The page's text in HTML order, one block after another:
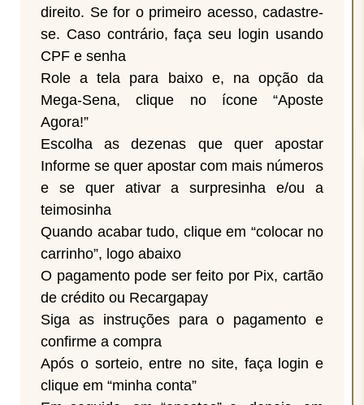
direito. Se for o primeiro acesso, cadastre-
se. Caso contrário, faça seu login usando
CPF e senha
Role a tela para baixo e, na opção da
Mega-Sena, clique no ícone “Aposte
Agora!”
Escolha as dezenas que quer apostar
Informe se quer apostar com mais números
e se quer ativar a surpresinha e/ou a
teimosinha
Quando acabar tudo, clique em “colocar no
carrinho”, logo abaixo
O pagamento pode ser feito por Pix, cartão
de crédito ou Recargapay
Siga as instruções para o pagamento e
confirme a compra
Após o sorteio, entre no site, faça login e
clique em “minha conta”